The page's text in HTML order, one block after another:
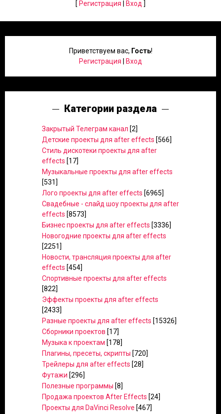
[ Регистрация Вход ]
Приветствуем вас, Гость!
Регистрация
Вход
Категории раздела
Закрытый Телеграм канал [2]
Детские проекты для after effects [566]
Стиль дискотеки проекты для after
effects [17]
Музыкальные проекты для after effects
[531]
Лого проекты для after effects [6965]
Свадебные - слайд шоу проекты для after
effects [8573]
Бизнес проекты для after effects [3336]
Новогодние проекты для after effects
[2251]
Новости, трансляция проекты для after
effects [454]
Спортивные проекты для after effects
[822]
Эффекты проекты для after effects
[2433]
Разные проекты для after effects [15326]
Сборники проектов [17]
Музыка к проектам [178]
Плагины, пресеты, скрипты [720]
Трейлеры для after effects [28]
Футажи [296]
Полезные программы [8]
Продажа проектов After Effects [24]
Проекты для DaVinci Resolve [467]